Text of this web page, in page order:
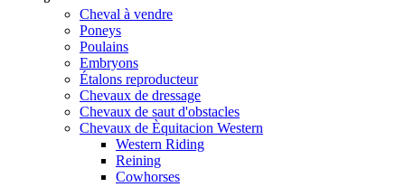
Cheval à vendre
Poneys
Poulains
Embryons
Étalons reproducteur
Chevaux de dressage
Chevaux de saut d'obstacles
Chevaux de Èquitacion Western
Western Riding
Reining
Cowhorses